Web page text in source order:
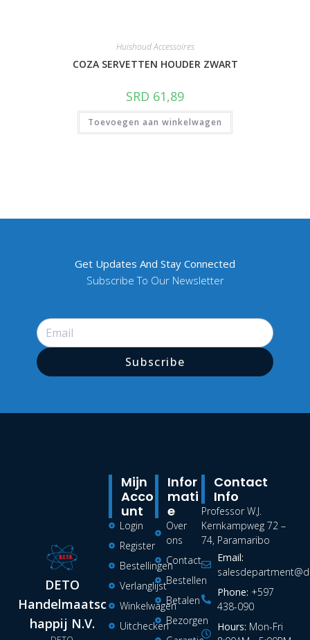
Huishoud Accessoires
COZA SERVETTEN HOUDER ZWART
SRD 61,89
Toevoegen aan winkelwagen
Get Updates And Stay Connected
Subscribe To Our Newsletter
Subscribe
DETO
Handelmaatsc
happij N.V.
Infor
Mati
E
Over
ons
Contact
Bestellen
Betalen
Bezorgen
Mijn
Acco
Unt
Login
Register
Bestellingen
Verlanglijst
Winkelwagen
Uitchecken
Contact
Info
Professor W.J.
Kernkampweg 72 –
74, Paramaribo
Email:
Phone: +597
438-090
Hours: Mon-Fri